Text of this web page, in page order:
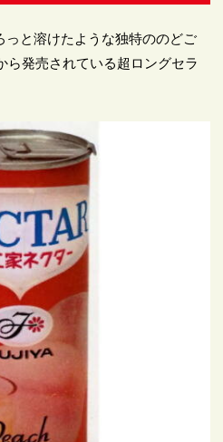
と溶けたような独特ののどご
ら発売されている超ロングセラ